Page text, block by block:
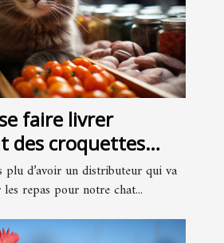
faire livrer
des croquettes
?
plu d’avoir un distributeur qui va
les repas pour notre chat...